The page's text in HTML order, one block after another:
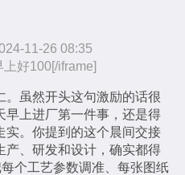
11-26 08:35
好100[/iframe]
。虽然开头这句激励的话很
早上进厂第一件事，还是得
实。你提到的这个晨间交接
产、研发和设计，确实都得
个工艺参数调准、每张图纸